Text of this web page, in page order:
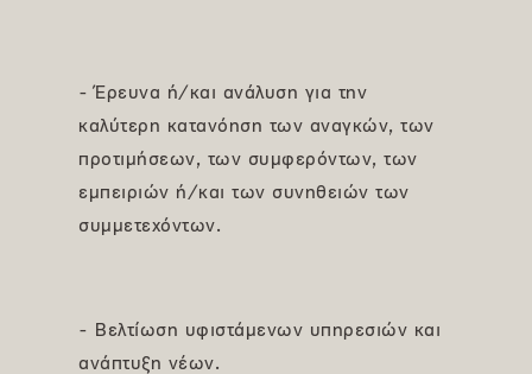
- Έρευνα ή/και ανάλυση για την
καλύτερη κατανόηση των αναγκών, των
προτιμήσεων, των συμφερόντων, των
εμπειριών ή/και των συνηθειών των
συμμετεχόντων.
- Βελτίωση υφιστάμενων υπηρεσιών και
ανάπτυξη νέων.